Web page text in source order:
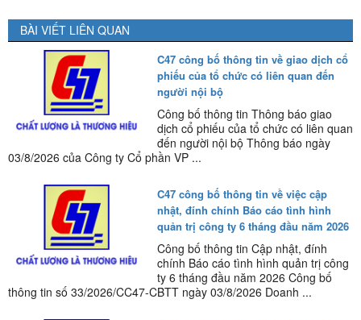
BÀI VIẾT LIÊN QUAN
C47 công bố thông tin về giao dịch cổ
phiếu của tổ chức có liên quan đến
người nội bộ
Công bố thông tin Thông báo giao
dịch cổ phiếu của tổ chức có liên quan
đến người nội bộ Thông báo ngày
03/8/2026 của Công ty Cổ phần VP ...
C47 công bố thông tin về việc cập
nhật, đính chính Báo cáo tình hình
quản trị công ty 6 tháng đầu năm 2026
Công bố thông tin Cập nhật, đính
chính Báo cáo tình hình quản trị công
ty 6 tháng đầu năm 2026 Công bố
thông tin số 33/2026/CC47-CBTT ngày 03/8/2026 Doanh ...